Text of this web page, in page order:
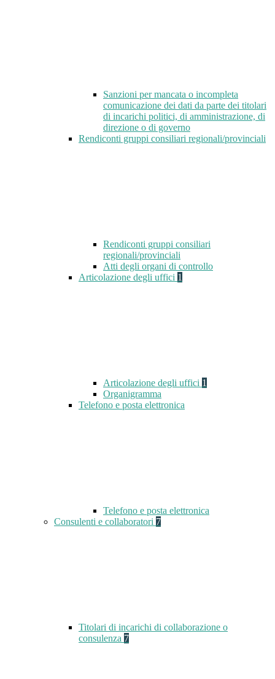
Sanzioni per mancata o incompleta
comunicazione dei dati da parte dei titolari
di incarichi politici, di amministrazione, di
direzione o di governo
Rendiconti gruppi consiliari regionali/provinciali
Rendiconti gruppi consiliari
regionali/provinciali
Atti degli organi di controllo
Articolazione degli uffici 1
Articolazione degli uffici 1
Organigramma
Telefono e posta elettronica
Telefono e posta elettronica
Consulenti e collaboratori 7
Titolari di incarichi di collaborazione o
consulenza 7